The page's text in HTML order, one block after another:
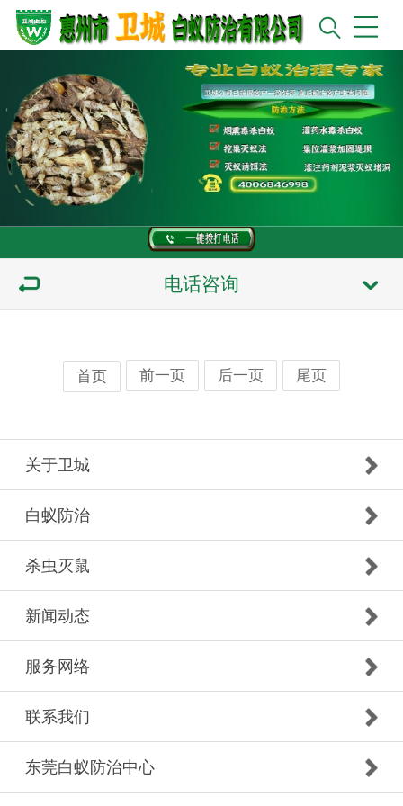
电话咨询
首页 前一页 后一页 尾页
关于卫城
白蚁防治
杀虫灭鼠
新闻动态
服务网络
联系我们
东莞白蚁防治中心